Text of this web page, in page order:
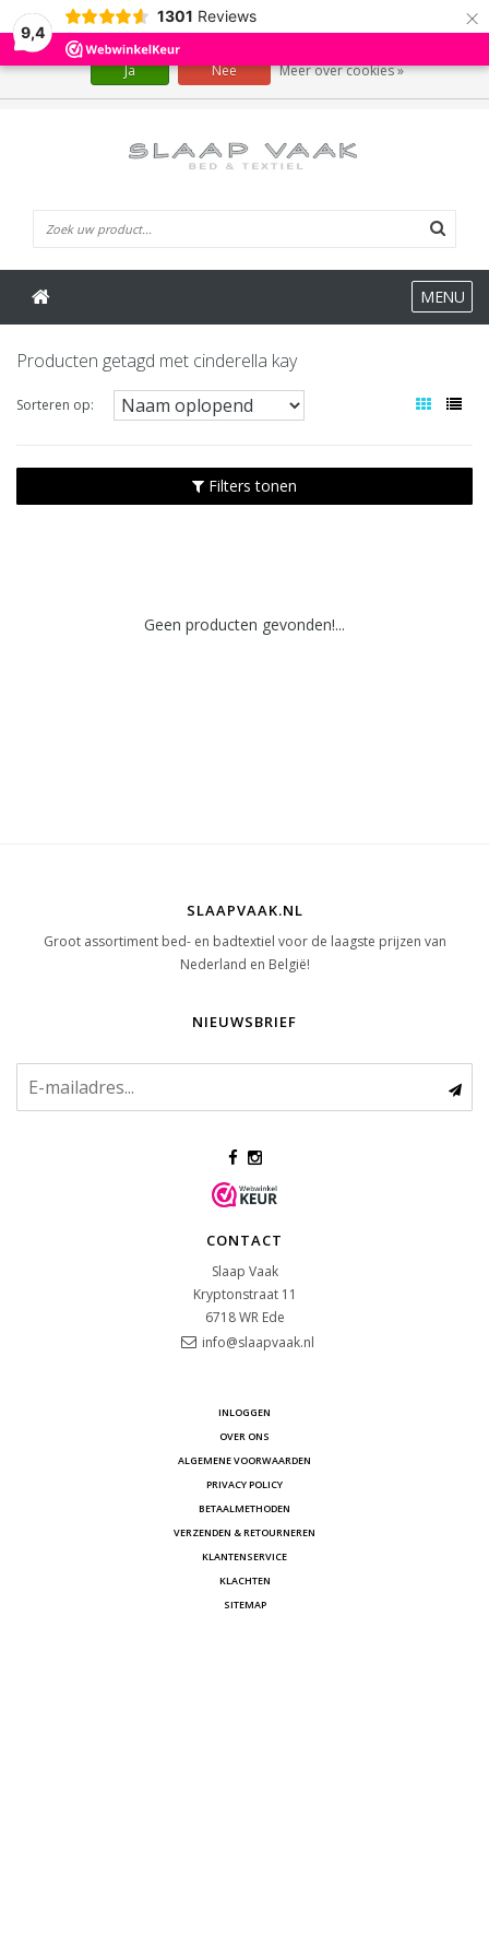
9,4
1301 Reviews ×
MENU
Producten getagd met cinderella kay
Sorteren op:
Filters tonen
Geen producten gevonden!...
SLAAPVAAK.NL
Groot assortiment bed- en badtextiel voor de laagste prijzen van
Nederland en België!
NIEUWSBRIEF
CONTACT
Slaap Vaak
Kryptonstraat 11
6718 WR Ede
info@slaapvaak.nl
INLOGGEN
OVER ONS
ALGEMENE VOORWAARDEN
PRIVACY POLICY
BETAALMETHODEN
VERZENDEN & RETOURNEREN
KLANTENSERVICE
KLACHTEN
SITEMAP
Wij slaan cookies op om onze website te verbeteren. Is dat akkoord?
Ja Nee Meer over cookies »